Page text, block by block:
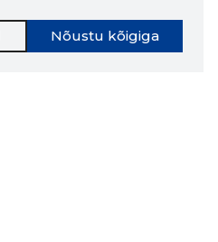
Nõustu kõigiga